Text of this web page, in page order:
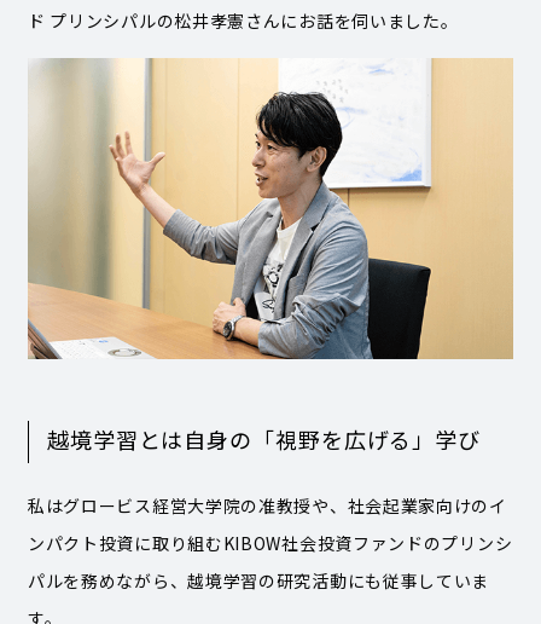
ド プリンシパルの松井孝憲さんにお話を伺いました。
越境学習とは自身の「視野を広げる」学び
私はグロービス経営大学院の准教授や、社会起業家向けのイ
ンパクト投資に取り組むKIBOW社会投資ファンドのプリンシ
パルを務めながら、越境学習の研究活動にも従事していま
す。